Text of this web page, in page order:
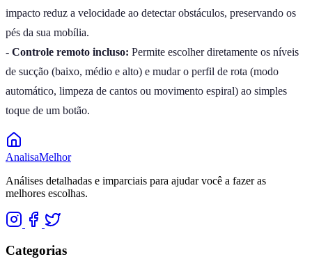
impacto reduz a velocidade ao detectar obstáculos, preservando os
pés da sua mobília.
- Controle remoto incluso: Permite escolher diretamente os níveis
de sucção (baixo, médio e alto) e mudar o perfil de rota (modo
automático, limpeza de cantos ou movimento espiral) ao simples
toque de um botão.
AnalisaMelhor
Análises detalhadas e imparciais para ajudar você a fazer as
melhores escolhas.
Categorias